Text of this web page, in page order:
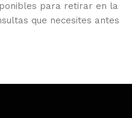
para retirar en la
que necesites antes